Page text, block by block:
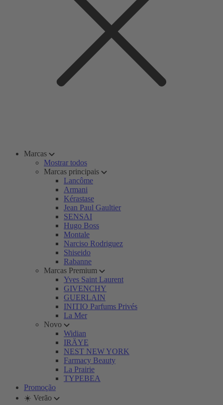
Marcas
Mostrar todos
Marcas principais
Lancôme
Armani
Kérastase
Jean Paul Gaultier
SENSAI
Hugo Boss
Montale
Narciso Rodriguez
Shiseido
Rabanne
Marcas Premium
Yves Saint Laurent
GIVENCHY
GUERLAIN
INITIO Parfums Privés
La Mer
Novo
Widian
IRÄYE
NEST NEW YORK
Farmacy Beauty
La Prairie
TYPEBEA
Promoção
☀️ Verão